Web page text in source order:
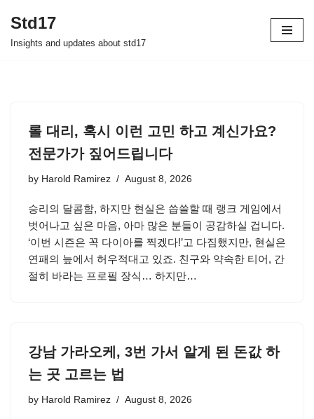
Skip
Std17
Insights and updates about std17
롤 대리, 혹시 이런 고민 하고 계신가요?
전문가가 짚어드립니다
by Harold Ramirez August 8, 2026
승리의 달콤함, 하지만 현실은 씁쓸할 때 랭크 게임에서
벗어나고 싶은 마음, 아마 많은 분들이 공감하실 겁니다.
‘이번 시즌은 꼭 다이아를 찍겠다!’고 다짐했지만, 현실은
연패의 늪에서 허우적대고 있죠. 친구와 약속한 티어, 간
절히 바라는 프로필 장식… 하지만…
강남 가라오케, 3번 가서 알게 된 돈값 하
는 곳 고르는 법
by Harold Ramirez August 8, 2026